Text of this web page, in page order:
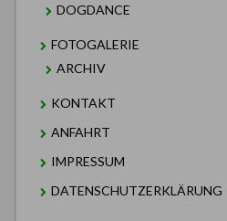
DOGDANCE
FOTOGALERIE
ARCHIV
KONTAKT
ANFAHRT
IMPRESSUM
DATENSCHUTZERKLÄRUNG